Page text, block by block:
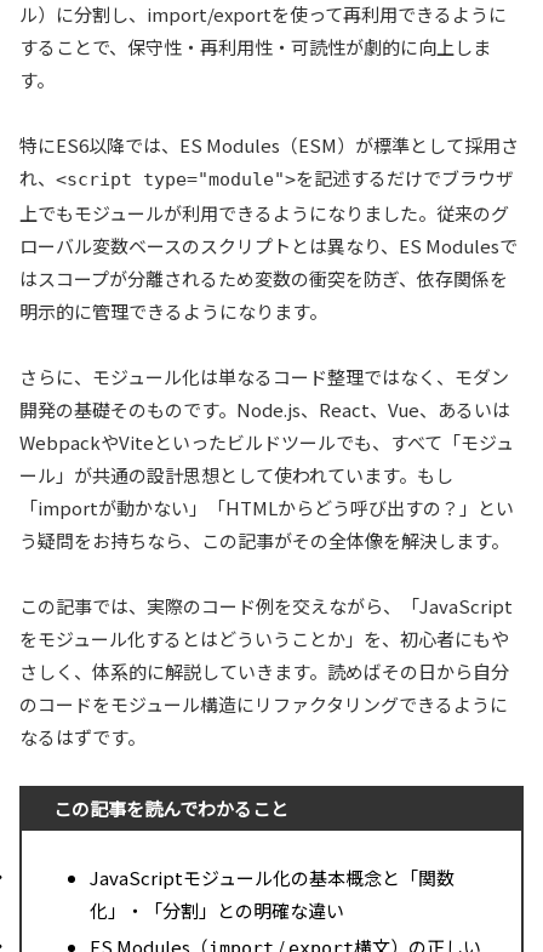
ル）に分割し、import/exportを使って再利用できるように
することで、保守性・再利用性・可読性が劇的に向上しま
す。
特にES6以降では、ES Modules（ESM）が標準として採用さ
れ、 <script type="module">を記述するだけでブラウザ
上でもモジュールが利用できるようになりました。従来のグ
ローバル変数ベースのスクリプトとは異なり、ES Modulesで
はスコープが分離されるため変数の衝突を防ぎ、依存関係を
明示的に管理できるようになります。
さらに、モジュール化は単なるコード整理ではなく、モダン
開発の基礎そのものです。Node.js、React、Vue、あるいは
WebpackやViteといったビルドツールでも、すべて「モジュ
ール」が共通の設計思想として使われています。もし
「importが動かない」「HTMLからどう呼び出すの？」とい
う疑問をお持ちなら、この記事がその全体像を解決します。
この記事では、実際のコード例を交えながら、「JavaScript
をモジュール化するとはどういうことか」を、初心者にもや
さしく、体系的に解説していきます。読めばその日から自分
のコードをモジュール構造にリファクタリングできるように
なるはずです。
この記事を読んでわかること
JavaScriptモジュール化の基本概念と「関数
化」・「分割」との明確な違い
ES Modules（
/ 構文）の正しい